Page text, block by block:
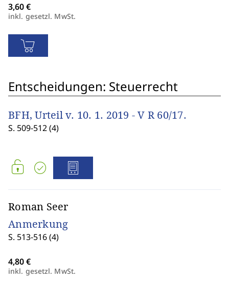
inkl. gesetzl. MwSt.
Entscheidungen: Steuerrecht
BFH, Urteil v. 10. 1. 2019 - V R 60/17.
S. 509-512 (4)
Roman Seer
Anmerkung
S. 513-516 (4)
inkl. gesetzl. MwSt.